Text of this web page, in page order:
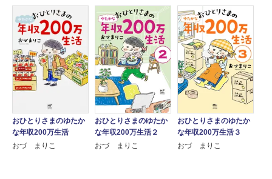
おひとりさまのゆたか
な年収200万生活
おづ まりこ
おひとりさまのゆたか
な年収200万生活２
おづ まりこ
おひとりさまのゆたか
な年収200万生活３
おづ まりこ